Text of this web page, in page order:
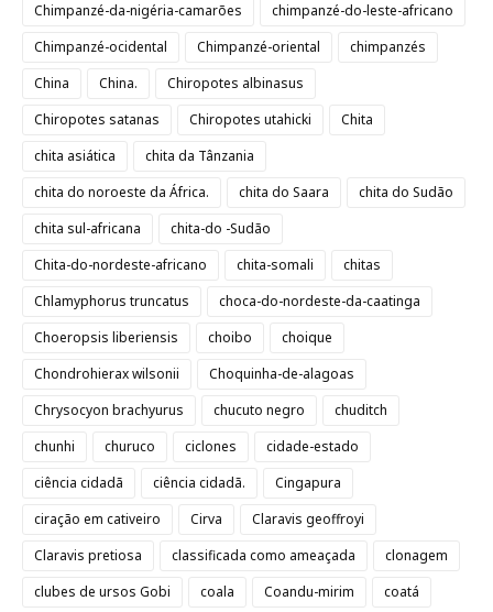
Chimpanzé-da-nigéria-camarões
chimpanzé-do-leste-africano
Chimpanzé-ocidental
Chimpanzé-oriental
chimpanzés
China
China.
Chiropotes albinasus
Chiropotes satanas
Chiropotes utahicki
Chita
chita asiática
chita da Tânzania
chita do noroeste da África.
chita do Saara
chita do Sudão
chita sul-africana
chita-do -Sudão
Chita-do-nordeste-africano
chita-somali
chitas
Chlamyphorus truncatus
choca-do-nordeste-da-caatinga
Choeropsis liberiensis
choibo
choique
Chondrohierax wilsonii
Choquinha-de-alagoas
Chrysocyon brachyurus
chucuto negro
chuditch
chunhi
churuco ciclones
cidade-estado
ciência cidadã
ciência cidadã.
Cingapura
ciração em cativeiro
Cirva
Claravis geoffroyi
Claravis pretiosa
classificada como ameaçada
clonagem
clubes de ursos Gobi
coala Coandu-mirim
coatá